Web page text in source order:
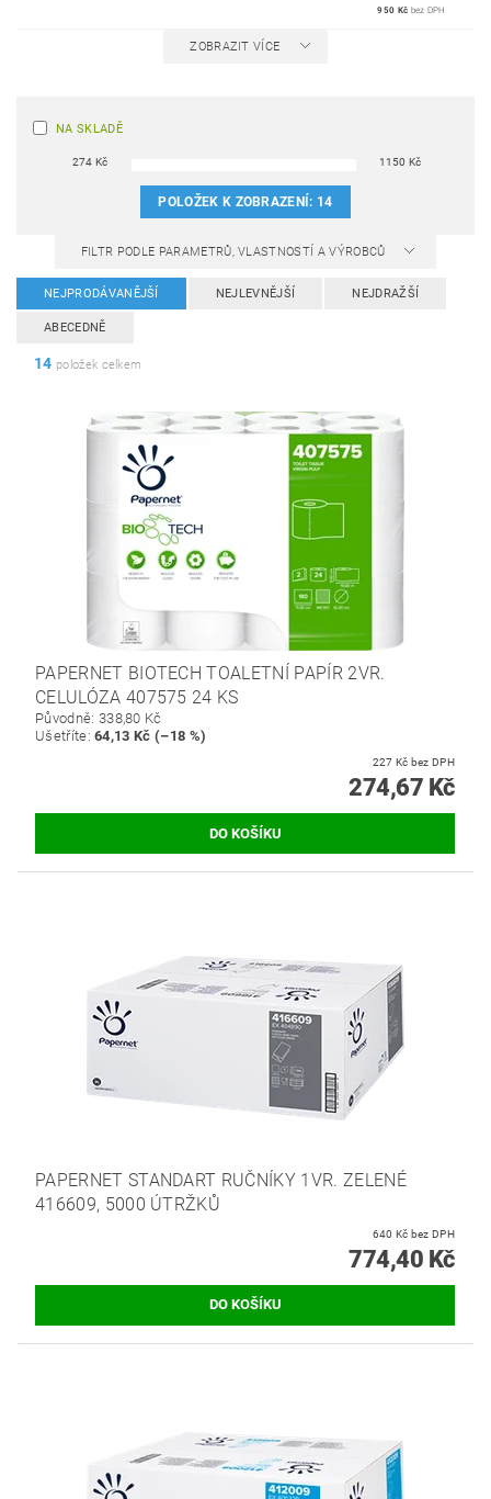
950 Kč bez DPH
ZOBRAZIT VÍCE
NA SKLADĚ
274 Kč 1150 Kč
POLOŽEK K ZOBRAZENÍ: 14
FILTR PODLE PARAMETRŮ, VLASTNOSTÍ A VÝROBCŮ
NEJPRODÁVANĚJŠÍ NEJLEVNĚJŠÍ NEJDRAŽŠÍ
ABECEDNĚ
14 položek celkem
PAPERNET BIOTECH TOALETNÍ PAPÍR 2VR.
CELULÓZA 407575 24 KS
Původně: 338,80 Kč
Ušetříte:64,13 Kč (–18 %)
227 Kč bez DPH
274,67 Kč
PAPERNET STANDART RUČNÍKY 1VR. ZELENÉ
416609, 5000 ÚTRŽKŮ
640 Kč bez DPH
774,40 Kč